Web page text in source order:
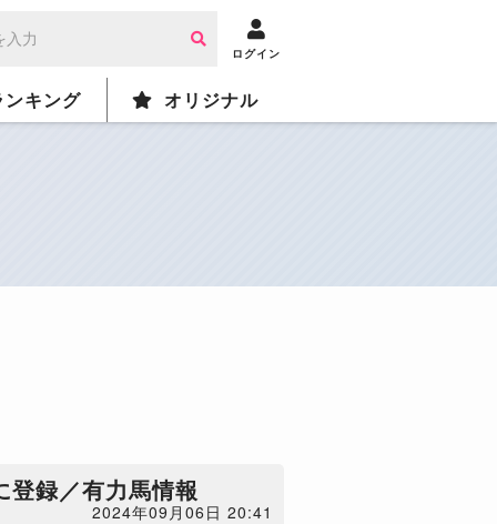
ログイン
ンキング オリジナル
登録／有力馬情報
2024年09月06日 20:41